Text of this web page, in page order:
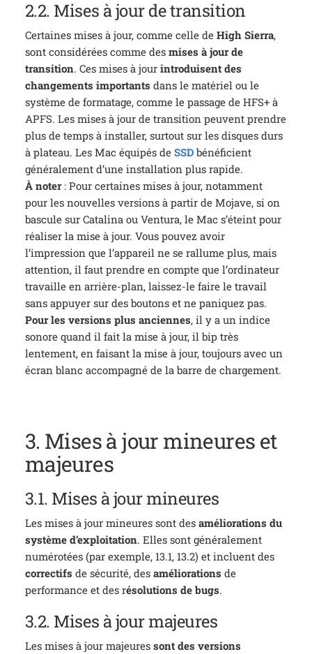
2.2. Mises à jour de transition
Certaines mises à jour, comme celle de High Sierra,
sont considérées comme des mises à jour de
transition. Ces mises à jour introduisent des
changements importants dans le matériel ou le
système de formatage, comme le passage de HFS+ à
APFS. Les mises à jour de transition peuvent prendre
plus de temps à installer, surtout sur les disques durs
à plateau. Les Mac équipés de SSDbénéficient
généralement d’une installation plus rapide.
À noter: Pour certaines mises à jour, notamment
pour les nouvelles versions à partir de Mojave, si on
bascule sur Catalina ou Ventura, le Mac s’éteint pour
réaliser la mise à jour. Vous pouvez avoir
l’impression que l’appareil ne se rallume plus, mais
attention, il faut prendre en compte que l’ordinateur
travaille en arrière-plan, laissez-le faire le travail
sans appuyer sur des boutons et ne paniquez pas.
Pour les versions plus anciennes, il y a un indice
sonore quand il fait la mise à jour, il bip très
lentement, en faisant la mise à jour, toujours avec un
écran blanc accompagné de la barre de chargement.
3. Mises à jour mineures et
majeures
3.1. Mises à jour mineures
Les mises à jour mineures sont des améliorations du
système d’exploitation. Elles sont généralement
numérotées (par exemple, 13.1, 13.2) et incluent des
correctifs de sécurité, des améliorations de
performance et des résolutions de bugs.
3.2. Mises à jour majeures
Les mises à jour majeures sont des versions